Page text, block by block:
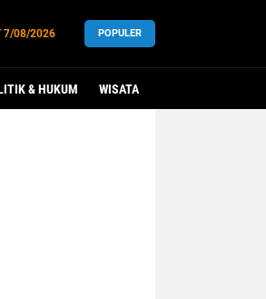
7/08/2026 POPULER
& HUKUM WISATA